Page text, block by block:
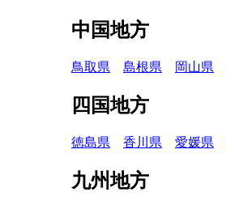
中国地方
鳥取県 島根県 岡山県
四国地方
徳島県 香川県 愛媛県
九州地方